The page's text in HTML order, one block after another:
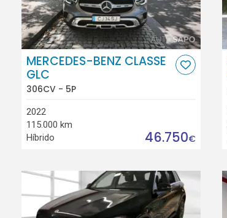
MERCEDES-BENZ CLASSE
GLC
306CV - 5P
2022
115.000 km
Híbrido
46.750€